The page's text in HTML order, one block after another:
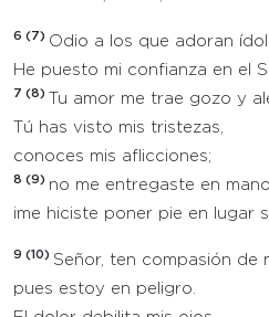
6 (7) Odio a los que adoran
He puesto mi confianza en el
7 (8)
Tu amor me trae gozo y
Tú has visto mis tristezas,
conoces mis aflicciones;
8 (9) no me entregaste en
¡me hiciste poner pie en lugar
9 (10) Señor, ten compasión de
pues estoy en peligro.